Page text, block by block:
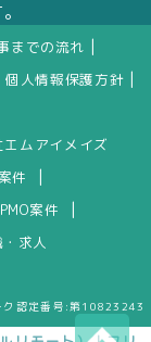
までの流れ
個人情報保護方針
エムアイメイズ
件
案件
求人
認定番号:第10823243